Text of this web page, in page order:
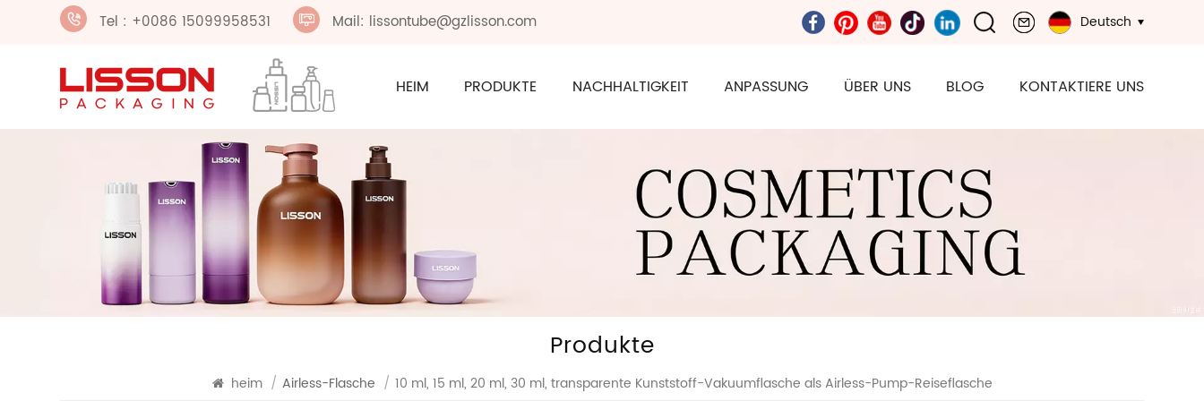
Tel : +0086 15099958531 Mail: lissontube@gzlisson.com Deutsch
HEIM PRODUKTE NACHHALTIGKEIT ANPASSUNG ÜBER UNS BLOG KONTAKTIERE UNS
Produkte
heim / Airless-Flasche / 10 ml, 15 ml, 20 ml, 30 ml, transparente Kunststoff-Vakuumflasche als Airless-Pump-Reiseflasche